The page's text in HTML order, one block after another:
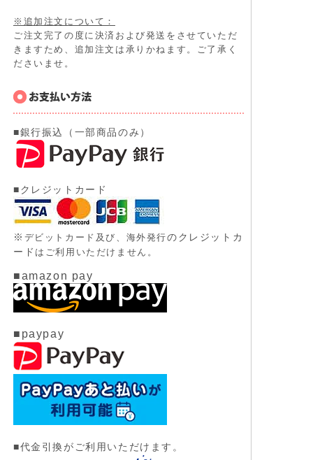
※追加注文について：
ご注文完了の度に決済および発送をさせていただ
きますため、追加注文は承りかねます。ご了承く
ださいませ。
■銀行振込（一部商品のみ）
■クレジットカード
※ デビットカード及び、 海外発行のクレジットカ
ード はご利用いただけません。
■amazon pay
■paypay
■代金引換がご利用いただけます。